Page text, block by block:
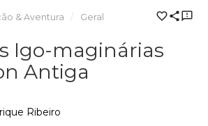
& Aventura Geral
Igo-maginárias
Antiga
Ribeiro